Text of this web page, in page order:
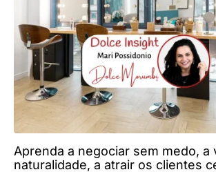
Aprenda a negociar sem medo, a
naturalidade, a atrair os clientes